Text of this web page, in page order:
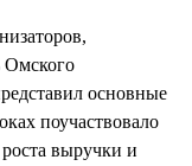
Омского
основные
поучаствовало
выручки и